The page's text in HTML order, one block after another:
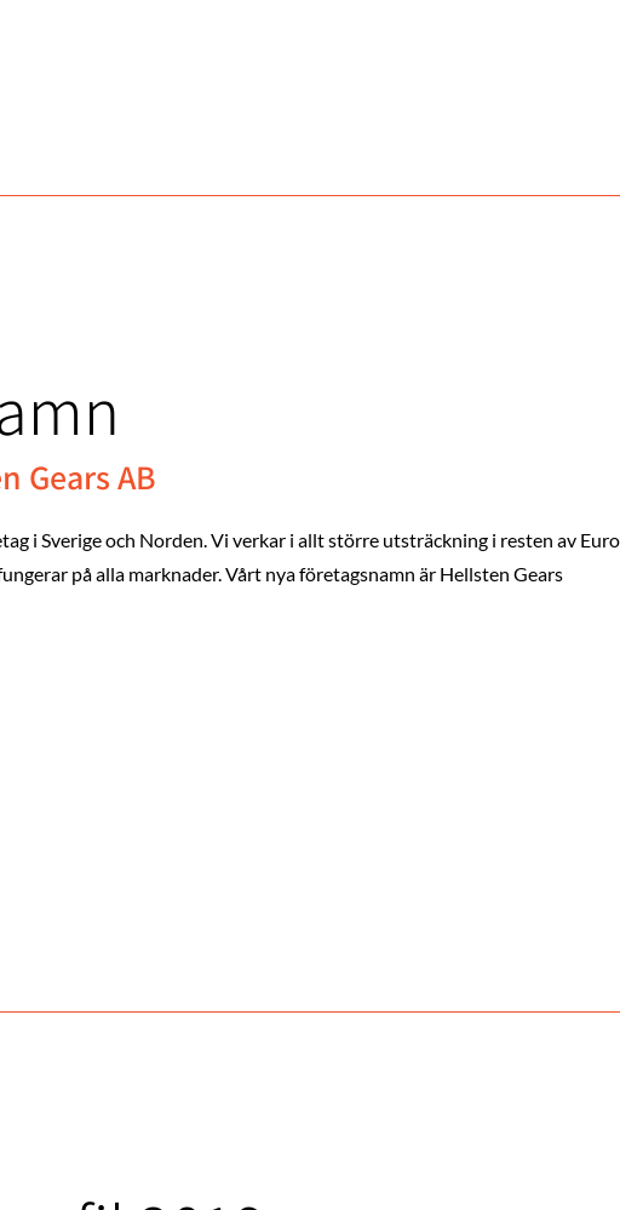
Gears AB
i Sverige och Norden. Vi verkar i allt större utsträckning i resten av
på alla marknader. Vårt nya företagsnamn är Hellsten Gears